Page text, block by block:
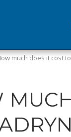
much does it cost